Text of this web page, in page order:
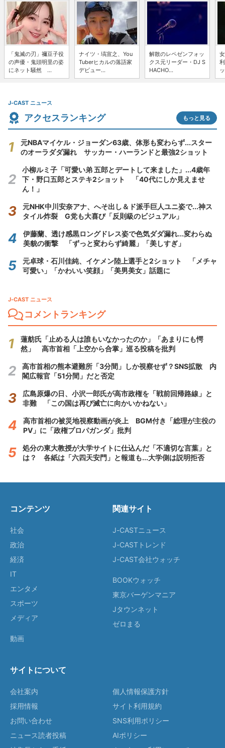
「鬼滅の刃」禰豆子役
の声優・鬼頭明里の姿
にネット騒然 ...
ナイツ・塙宣之、You
Tuberヒカルの落語家
デビュー...
解散のレペゼンフォッ
クス元リーダー・DJ S
HACHO...
J-CAST ニュース
アクセスランキング もっと見る
元NBAマイケル・ジョーダン63歳、体形も変わらず...スター
のオーラダダ漏れ サッカー・ハーランドと最強2ショット
小柳ルミ子「可愛い弟 五郎とデートして来ました」...4歳年
下・野口五郎とステキ2ショット 「40代にしか見えませ
ん！」
元NHK中川安奈アナ、へそ出し＆ド派手巨人ユニ姿で...神ス
タイル炸裂 G党も大喜び「反則級のビジュアル」
伊藤蘭、透け感黒ロングドレス姿で色気ダダ漏れ...変わらぬ
美貌の衝撃 「ずっと変わらず綺麗」「美しすぎ」
元卓球・石川佳純、イケメン陸上選手と2ショット 「メチャ
可愛い」「かわいい笑顔」「美男美女」話題に
J-CAST ニュース
コメントランキング
蓮舫氏「止める人は誰もいなかったのか」「あまりにも愕
然」 高市首相「上空から合掌」巡る投稿を批判
高市首相の熊本避難所「3分間」しか視察せず？SNS拡散 内
閣広報官「51分間」だと否定
広島原爆の日、小沢一郎氏が高市政権を「戦前回帰路線」と
非難 「この国は再び滅亡に向かいかねない」
高市首相の被災地視察動画が炎上 BGM付き「総理が主役の
PV」に「政権プロパガンダ」批判
処分の東大教授が大学サイトに仕込んだ「不適切な言葉」と
は？ 各紙は「六四天安門」と報道も...大学側は説明拒否
コンテンツ
社会
政治
経済
IT
エンタメ
スポーツ
メディア
動画
関連サイト
J-CASTニュース
J-CASTトレンド
J-CAST会社ウォッチ
BOOKウォッチ
東京バーゲンマニア
Jタウンネット
ゼロまる
サイトについて
会社案内
採用情報
お問い合わせ
ニュース読者投稿
個人情報保護方針
サイト利用規約
SNS利用ポリシー
AIポリシー